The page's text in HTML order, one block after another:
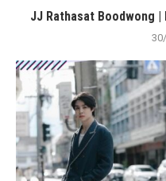
JJ Rathasat Boodwong